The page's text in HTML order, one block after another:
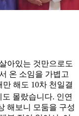
아있는 것만으로도
온 소임을 가볍고
해도 10차 천일결
몰랐습니다. 인연
해보니 모둠을 구성